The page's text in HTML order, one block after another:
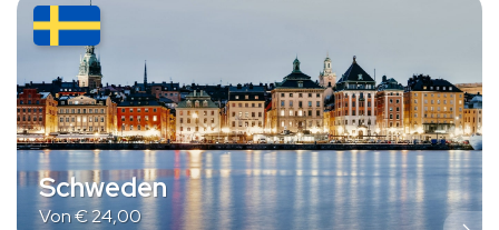
Schweden
Von€24,00